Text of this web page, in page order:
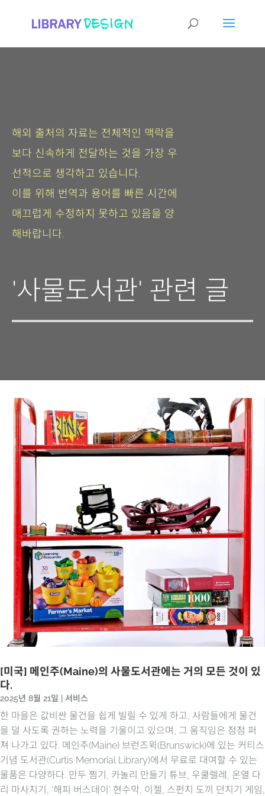
해외 출처의 자료는 전체적인 맥락을
보다 신속하게 전달하는 것을 가장 우
선적으로 생각하고 있습니다.
이를 위해 번역과 용어를 빠른 시간에
매끄럽게 수정하지 못하고 있음을 양
해바랍니다.
'사물도서관' 관련 글
[미국] 메인주(Maine)의 사물도서관에는 거의 모든 것이 있
다.
2025년 8월 21일 서비스
한 마을은 값비싼 물건을 쉽게 빌릴 수 있게 하고, 사람들에게 물건
을 덜 사도록 권하는 노력을 기울이고 있으며, 그 움직임은 점점 퍼
져 나가고 있다. 메인주(Maine) 브런즈윅(Brunswick)에 있는 커티스
기념 도서관(Curtis Memorial Library)에서 무료로 대여할 수 있는
물품은 다양하다. 만두 찜기, 카놀리 만들기 튜브, 우쿨렐레, 온열 다
리 마사지기, ‘해피 버스데이’ 현수막, 이젤, 스펀지 도끼 던지기 게임,